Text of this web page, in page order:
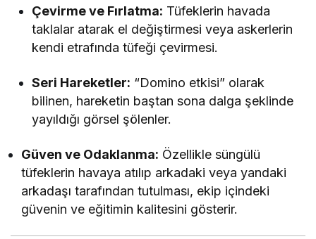
Çevirme ve Fırlatma: Tüfeklerin havada
taklalar atarak el değiştirmesi veya askerlerin
kendi etrafında tüfeği çevirmesi.
Seri Hareketler: “Domino etkisi” olarak
bilinen, hareketin baştan sona dalga şeklinde
yayıldığı görsel şölenler.
Güven ve Odaklanma: Özellikle süngülü
tüfeklerin havaya atılıp arkadaki veya yandaki
arkadaşı tarafından tutulması, ekip içindeki
güvenin ve eğitimin kalitesini gösterir.